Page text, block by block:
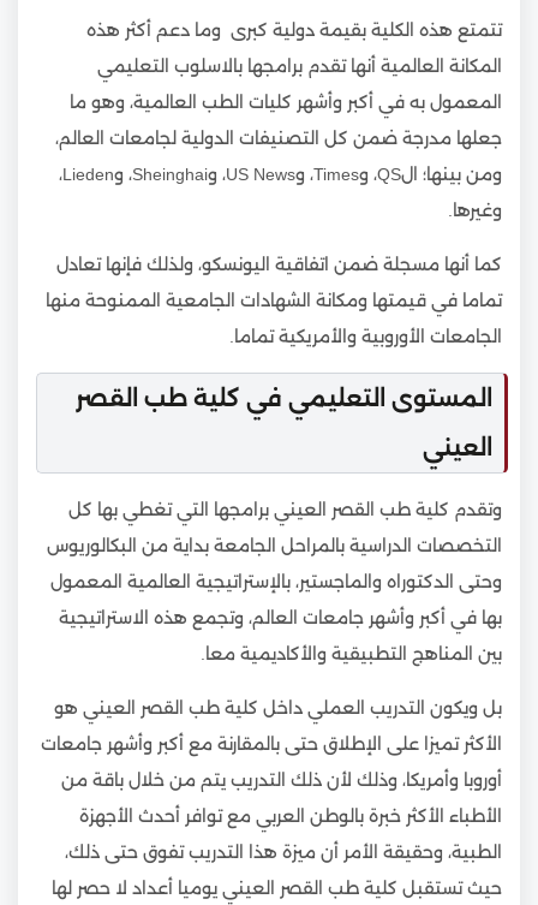
تتمتع هذه الكلية بقيمة دولية كبرى وما دعم أكثر هذه
المكانة العالمية أنها تقدم برامجها بالاسلوب التعليمي
المعمول به في أكبر وأشهر كليات الطب العالمية، وهو ما
جعلها مدرجة ضمن كل التصنيفات الدولية لجامعات العالم،
ومن بينها؛ الQS، وTimes، وUS News، وSheinghai، وLieden،
وغيرها.
كما أنها مسجلة ضمن اتفاقية اليونسكو، ولذلك فإنها تعادل
تماما في قيمتها ومكانة الشهادات الجامعية الممنوحة منها
الجامعات الأوروبية والأمريكية تماما.
المستوى التعليمي في كلية طب القصر
العيني
وتقدم كلية طب القصر العيني برامجها التي تغطي بها كل
التخصصات الدراسية بالمراحل الجامعة بداية من البكالوريوس
وحتى الدكتوراه والماجستير، بالإستراتيجية العالمية المعمول
بها في أكبر وأشهر جامعات العالم، وتجمع هذه الاستراتيجية
بين المناهج التطبيقية والأكاديمية معا.
بل ويكون التدريب العملي داخل كلية طب القصر العيني هو
الأكثر تميزا على الإطلاق حتى بالمقارنة مع أكبر وأشهر جامعات
أوروبا وأمريكا، وذلك لأن ذلك التدريب يتم من خلال باقة من
الأطباء الأكثر خبرة بالوطن العربي مع توافر أحدث الأجهزة
الطبية، وحقيقة الأمر أن ميزة هذا التدريب تفوق حتى ذلك،
حيث تستقبل كلية طب القصر العيني يوميا أعداد لا حصر لها